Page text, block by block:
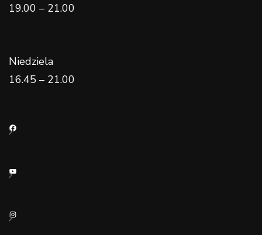
19.00 – 21.00
Niedziela
16.45 – 21.00
Facebook
YouTube
Instagram